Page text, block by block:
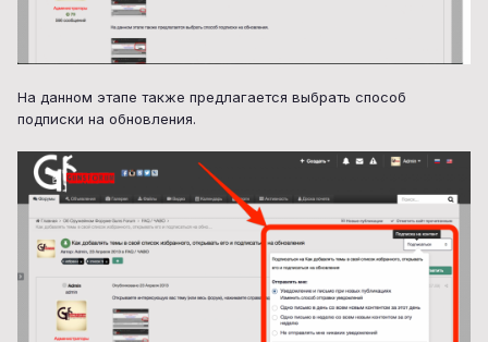
На данном этапе также предлагается выбрать способ
подписки на обновления.